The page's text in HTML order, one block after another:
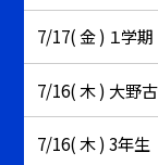
7/17( 金 ) １学
7/16( 木 ) 大野
7/16( 木 ) 3年